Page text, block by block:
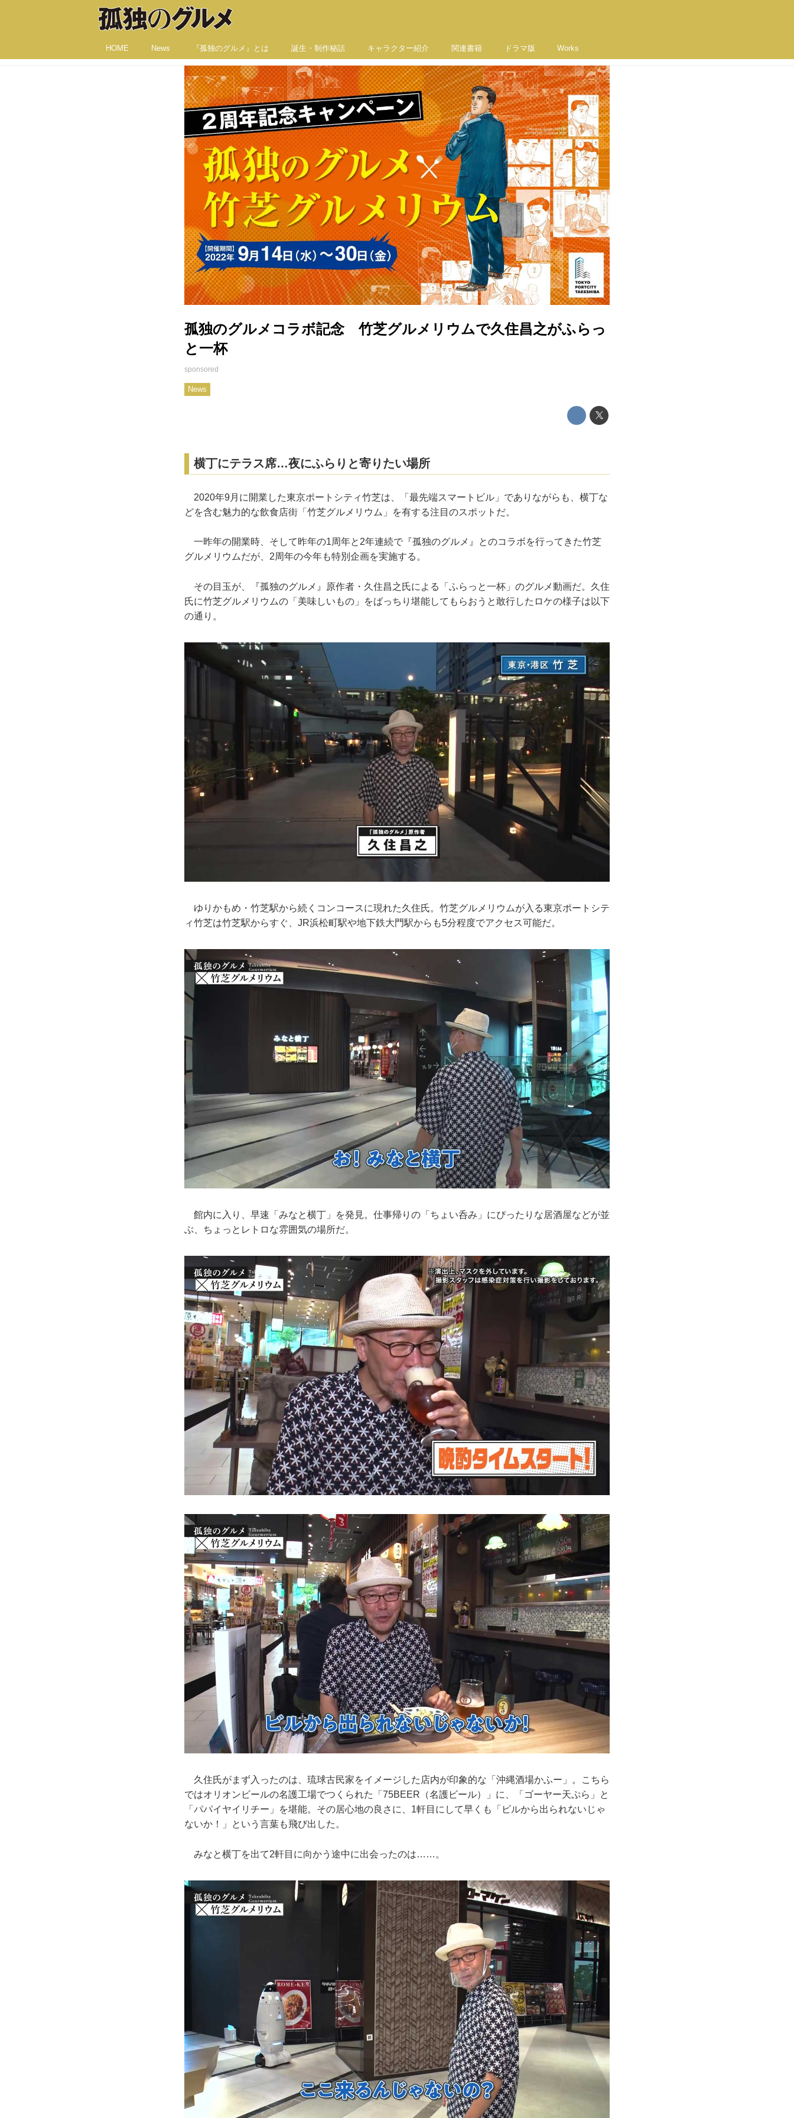
HOME News 『孤独のグルメ』とは 誕生・制作秘話 キャラクター紹介 関連書籍 ドラマ版 Works
孤独のグルメコラボ記念 竹芝グルメリウムで久住昌之がふらっ
と一杯
News
横丁にテラス席…夜にふらりと寄りたい場所
2020年9月に開業した東京ポートシティ竹芝は、「最先端スマートビル」でありながらも、横丁な
どを含む魅力的な飲食店街「竹芝グルメリウム」を有する注目のスポットだ。
一昨年の開業時、そして昨年の1周年と2年連続で『孤独のグルメ』とのコラボを行ってきた竹芝
グルメリウムだが、2周年の今年も特別企画を実施する。
その目玉が、『孤独のグルメ』原作者・久住昌之氏による「ふらっと一杯」のグルメ動画だ。久住
氏に竹芝グルメリウムの「美味しいもの」をばっちり堪能してもらおうと敢行したロケの様子は以下
の通り。
ゆりかもめ・竹芝駅から続くコンコースに現れた久住氏。竹芝グルメリウムが入る東京ポートシテ
ィ竹芝は竹芝駅からすぐ、JR浜松町駅や地下鉄大門駅からも5分程度でアクセス可能だ。
館内に入り、早速「みなと横丁」を発見。仕事帰りの「ちょい呑み」にぴったりな居酒屋などが並
ぶ、ちょっとレトロな雰囲気の場所だ。
久住氏がまず入ったのは、琉球古民家をイメージした店内が印象的な「沖縄酒場かふー」。こちら
ではオリオンビールの名護工場でつくられた「75BEER（名護ビール）」に、「ゴーヤー天ぷら」と
「パパイヤイリチー」を堪能。その居心地の良さに、1軒目にして早くも「ビルから出られないじゃ
ないか！」という言葉も飛び出した。
みなと横丁を出て2軒目に向かう途中に出会ったのは……。